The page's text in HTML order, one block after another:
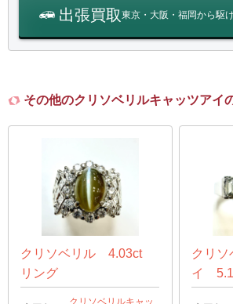
出張買取東京・大阪・福岡から駆
その他のクリソベリルキャッツアイ
クリソベリル 4.03ct
リング
クリソベリルキャッ
クリソ
イ